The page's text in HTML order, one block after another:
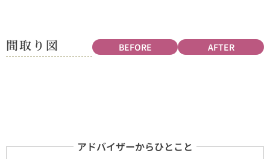
間取り図 BEFORE AFTER
アドバイザーからひとこと